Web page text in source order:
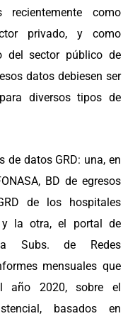
como
privado, y como
del sector público de
datos debiesen ser
diversos tipos de
de datos GRD: una, en
BD de egresos
de los hospitales
y la otra, el portal de
Subs. de Redes
mensuales que
año 2020, sobre el
basados en